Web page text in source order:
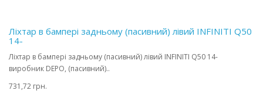
Ліхтар в бампері задньому (пасивний) лівий INFINITI Q50
14-
Ліхтар в бампері задньому (пасивний) лівий INFINITI Q50 14-
виробник DEPO, (пасивний)..
731,72 грн.